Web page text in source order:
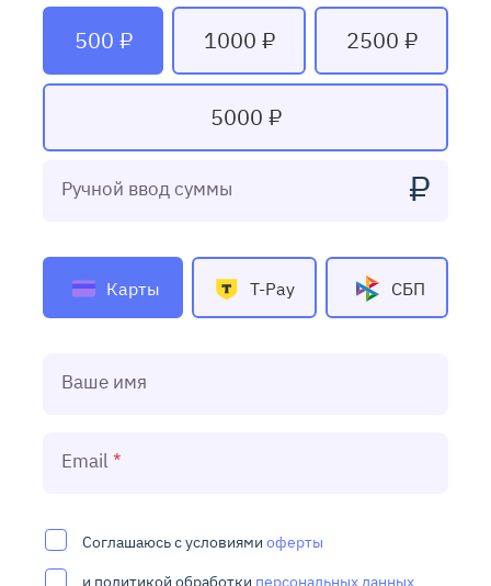
500 ₽ 1000 ₽ 2500 ₽
5000 ₽
Ручной ввод суммы ₽
Карты T-Pay СБП
Ваше имя
Email
Соглашаюсь с условиями оферты
и политикой обработки персональных данных